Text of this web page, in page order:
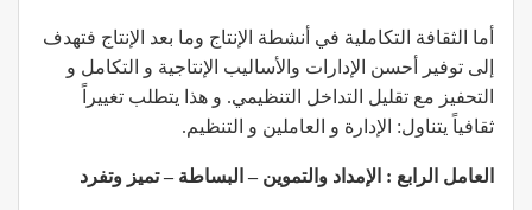
أما الثقافة التكاملية في أنشطة الإنتاج وما بعد الإنتاج فتهدف
إلى توفير أحسن الإدارات والأساليب الإنتاجية و التكامل و
التحفيز مع تقليل التداخل التنظيمي. و هذا يتطلب تغييراً
ثقافياً يتناول: الإدارة و العاملين و التنظيم.
العامل الرابع : الإمداد والتموين – البساطة – تميز وتفرد